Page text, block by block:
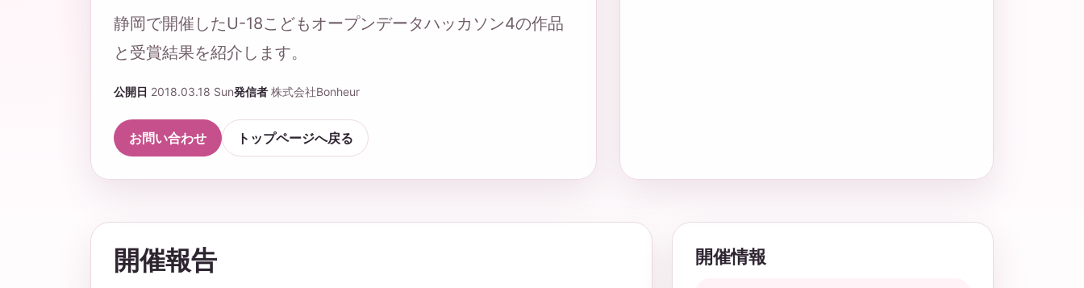
静岡で開催したU-18こどもオープンデータハッカソン4の作品
と受賞結果を紹介します。
公開日 2018.03.18 Sun発信者 株式会社Bonheur
お問い合わせ トップページへ戻る
開催報告 開催情報